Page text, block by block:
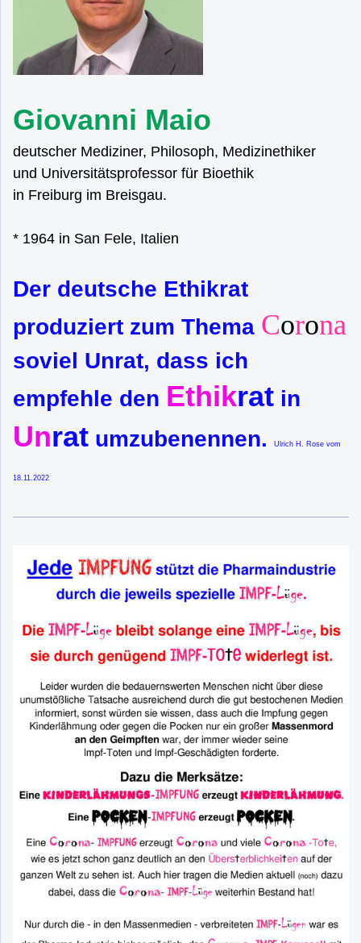
Giovanni Maio
deutscher Mediziner, Philosoph, Medizinethiker
und Universitätsprofessor für Bioethik
in Freiburg im Breisgau.
* 1964 in San Fele, Italien
Der deutsche Ethikrat
produziert zum Thema Corona
soviel Unrat, dass ich
empfehle den Ethikrat in
Unrat umzubenennen. Ulrich H. Rose vom
18.11.2022